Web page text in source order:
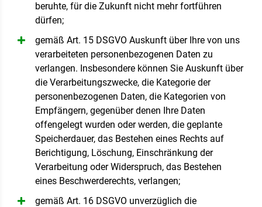
beruhte, für die Zukunft nicht mehr fortführen
dürfen;
gemäß Art. 15 DSGVO Auskunft über Ihre von uns
verarbeiteten personenbezogenen Daten zu
verlangen. Insbesondere können Sie Auskunft über
die Verarbeitungszwecke, die Kategorie der
personenbezogenen Daten, die Kategorien von
Empfängern, gegenüber denen Ihre Daten
offengelegt wurden oder werden, die geplante
Speicherdauer, das Bestehen eines Rechts auf
Berichtigung, Löschung, Einschränkung der
Verarbeitung oder Widerspruch, das Bestehen
eines Beschwerderechts, verlangen;
gemäß Art. 16 DSGVO unverzüglich die